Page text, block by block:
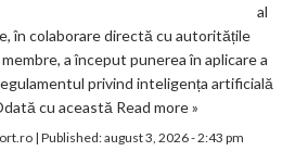
al
în colaborare directă cu autoritățile
a început punerea în aplicare a
privind inteligența artificială
cu această Read more »
| Published:august 3, 2026 - 2:43 pm